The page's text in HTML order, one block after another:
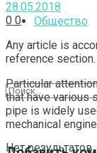
Общество
Нет результатов
28.05.2018
0 0
Any article is
reference section.
Particular
that have various
pipe is widely
mechanical